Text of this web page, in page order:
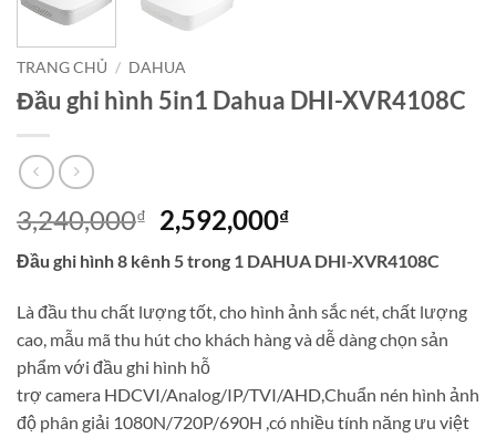
TRANG CHỦ / DAHUA
Đầu ghi hình 5in1 Dahua DHI-XVR4108C
3,240,000₫
Giá
gốc
là:
3,240,000₫.
2,592,000₫Giá
tại
là:
2,592,000₫.
Đầu ghi hình 8 kênh 5 trong 1 DAHUA DHI-XVR4108C
Là đầu thu chất lượng tốt, cho hình ảnh sắc nét, chất lượng
cao, mẫu mã thu hút cho khách hàng và dễ dàng chọn sản
phẩm với đầu ghi hình hỗ
trợ camera HDCVI/Analog/IP/TVI/AHD,Chuẩn nén hình ảnh
độ phân giải 1080N/720P/690H ,có nhiều tính năng ưu việt